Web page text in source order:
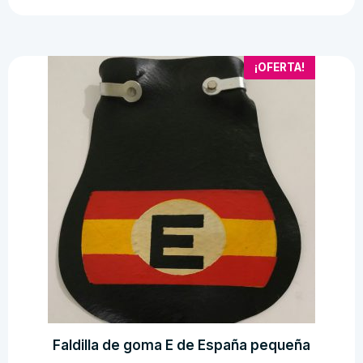
clásica
cantidad
¡OFERTA!
Faldilla de goma E de España pequeña